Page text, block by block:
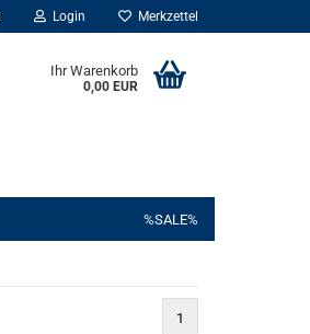
Login Merkzettel
Ihr Warenkorb
0,00 EUR
%SALE%
1